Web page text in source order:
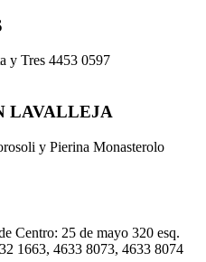
y Tres 4453 0597
LAVALLEJA
y Pierina Monasterolo
Centro: 25 de mayo 320 esq.
1663, 4633 8073, 4633 8074